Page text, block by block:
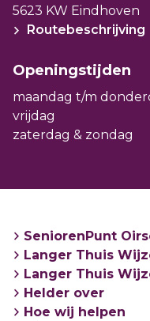
5623 KW Eindhoven
Routebeschrijving
Openingstijden
maandag t/m
vrijdag
zaterdag & zondag
SeniorenPunt
Langer Thuis
Langer Thuis
Helder over
Hoe wij helpen